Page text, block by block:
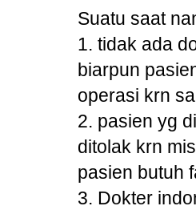
Suatu saat
1. tidak ada
biarpun
operasi krn
2. pasien yg
ditolak krn
pasien butuh
3. Dokter